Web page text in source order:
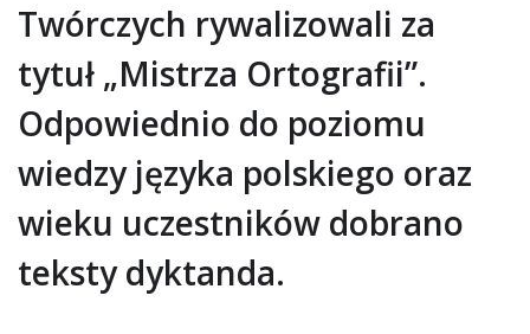
Twórczych rywalizowali za
tytuł „Mistrza Ortografii”.
Odpowiednio do poziomu
wiedzy języka polskiego oraz
wieku uczestników dobrano
teksty dyktanda.